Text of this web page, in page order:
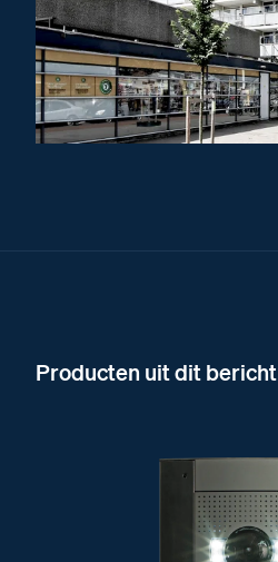
Producten uit dit bericht